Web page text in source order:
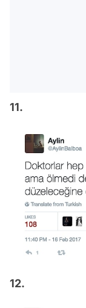
11.
12.